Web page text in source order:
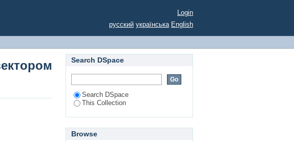
розвитку рекреаційно-
Login
русский українська English
Search DSpace
Search DSpace
This Collection
Browse